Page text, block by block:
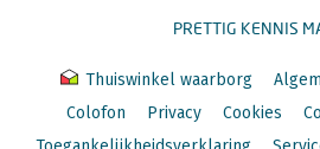
PRETTIG KENNIS
Thuiswinkel waarborg
Colofon
Privacy Cookies